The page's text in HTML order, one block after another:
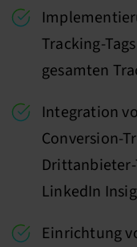
Tracking-
gesamten
Integration
Conversion-
LinkedIn
Einrichtung